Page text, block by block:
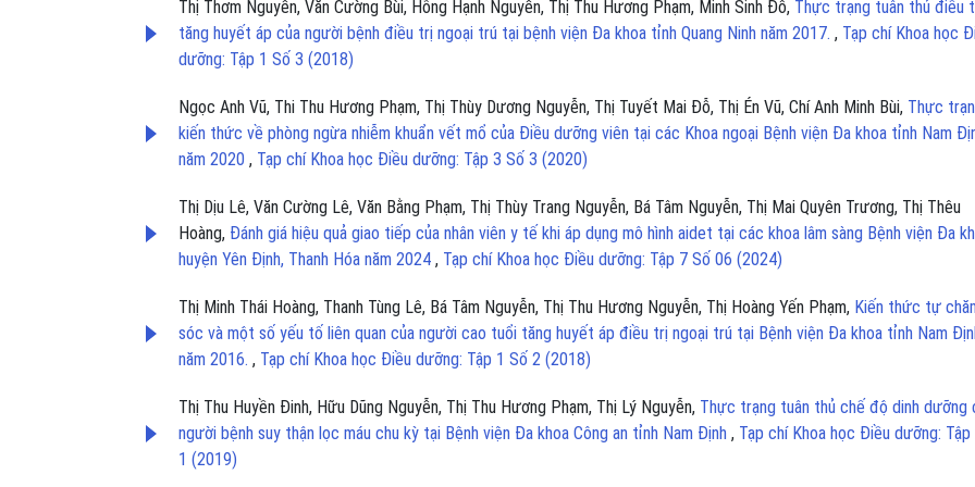
Thị Thơm Nguyễn, Văn Cường Bùi, Hồng Hạnh Nguyễn, Thị Thu Hương Phạm, Minh Sinh Đỗ, Thực trạng tuân thủ điều
tăng huyết áp của người bệnh điều trị ngoại trú tại bệnh viện Đa khoa tỉnh Quang Ninh năm 2017. , Tạp chí Khoa học
dưỡng: Tập 1 Số 3 (2018)
Ngọc Anh Vũ, Thi Thu Hương Phạm, Thị Thùy Dương Nguyễn, Thị Tuyết Mai Đỗ, Thị Én Vũ, Chí Anh Minh Bùi, Thực
kiến thức về phòng ngừa nhiễm khuẩn vết mổ của Điều dưỡng viên tại các Khoa ngoại Bệnh viện Đa khoa tỉnh Nam
năm 2020 , Tạp chí Khoa học Điều dưỡng: Tập 3 Số 3 (2020)
Thị Dịu Lê, Văn Cường Lê, Văn Bằng Phạm, Thị Thùy Trang Nguyễn, Bá Tâm Nguyễn, Thị Mai Quyên Trương, Thị Thêu
Hoàng, Đánh giá hiệu quả giao tiếp của nhân viên y tế khi áp dụng mô hình aidet tại các khoa lâm sàng Bệnh viện Đa
huyện Yên Định, Thanh Hóa năm 2024 , Tạp chí Khoa học Điều dưỡng: Tập 7 Số 06 (2024)
Thị Minh Thái Hoàng, Thanh Tùng Lê, Bá Tâm Nguyễn, Thị Thu Hương Nguyễn, Thị Hoàng Yến Phạm, Kiến thức tự
sóc và một số yếu tố liên quan của người cao tuổi tăng huyết áp điều trị ngoại trú tại Bệnh viện Đa khoa tỉnh Nam
năm 2016. , Tạp chí Khoa học Điều dưỡng: Tập 1 Số 2 (2018)
Thị Thu Huyền Đinh, Hữu Dũng Nguyễn, Thị Thu Hương Phạm, Thị Lý Nguyễn, Thực trạng tuân thủ chế độ dinh dưỡng
người bệnh suy thận lọc máu chu kỳ tại Bệnh viện Đa khoa Công an tỉnh Nam Định , Tạp chí Khoa học Điều dưỡng:
1 (2019)